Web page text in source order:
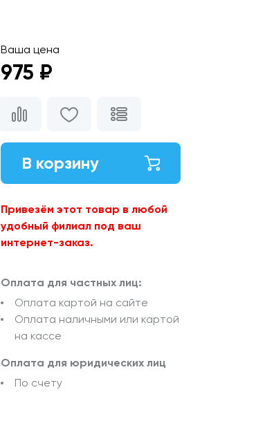
Ваша цена
975 ₽
В корзину
Привезём этот товар в любой
удобный филиал под ваш
интернет-заказ.
Оплата для частных лиц:
Оплата картой на сайте
Оплата наличными или картой
на кассе
Оплата для юридических лиц
По счету